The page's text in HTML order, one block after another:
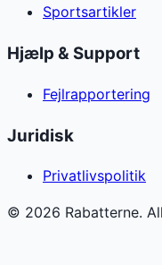
Sportsartikler
Hjælp & Support
Fejlrapportering
Juridisk
Privatlivspolitik
© 2026 Rabatterne.